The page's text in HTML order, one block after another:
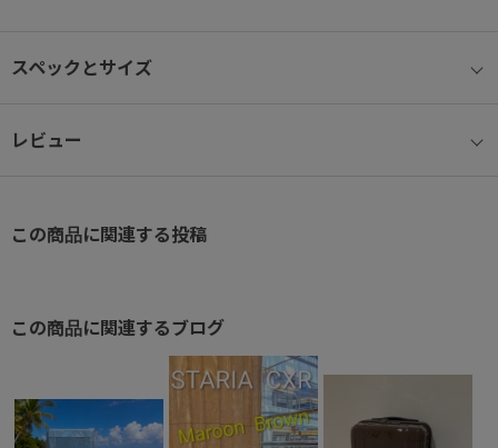
軽量かつ堅牢なボディに、便利な機能を搭載したフルスペックモデ
本体素材に耐衝撃性に富んだ、ポリカーボネートとABS樹脂の混合
● サイズ
物を無料で預け入れできる国際基準サイズ対応の大容量。
● 自社開発のサイレントキャスター＆ベアロンホイール
スペックとサイズ
レビュー
この商品に関連する投稿
この商品に関連するブログ